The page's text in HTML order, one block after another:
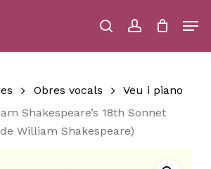
searchaccount
Close
Obres vocals
Veu i piano
Shakespeare’s 18th Sonnet
William Shakespeare)
Menu